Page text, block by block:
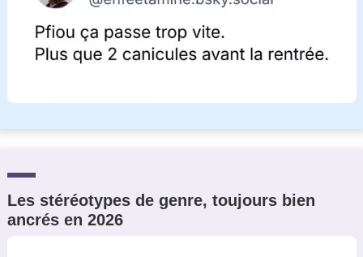
Les stéréotypes de genre, toujours bien
ancrés en 2026